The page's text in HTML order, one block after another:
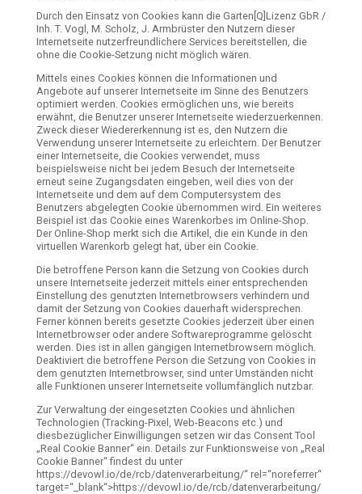
Durch den Einsatz von Cookies kann die Garten[Q]Lizenz GbR /
Inh. T. Vogl, M. Scholz, J. Armbrüster den Nutzern dieser
Internetseite nutzerfreundlichere Services bereitstellen, die
ohne die Cookie-Setzung nicht möglich wären.
Mittels eines Cookies können die Informationen und
Angebote auf unserer Internetseite im Sinne des Benutzers
optimiert werden. Cookies ermöglichen uns, wie bereits
erwähnt, die Benutzer unserer Internetseite wiederzuerkennen.
Zweck dieser Wiedererkennung ist es, den Nutzern die
Verwendung unserer Internetseite zu erleichtern. Der Benutzer
einer Internetseite, die Cookies verwendet, muss
beispielsweise nicht bei jedem Besuch der Internetseite
erneut seine Zugangsdaten eingeben, weil dies von der
Internetseite und dem auf dem Computersystem des
Benutzers abgelegten Cookie übernommen wird. Ein weiteres
Beispiel ist das Cookie eines Warenkorbes im Online-Shop.
Der Online-Shop merkt sich die Artikel, die ein Kunde in den
virtuellen Warenkorb gelegt hat, über ein Cookie.
Die betroffene Person kann die Setzung von Cookies durch
unsere Internetseite jederzeit mittels einer entsprechenden
Einstellung des genutzten Internetbrowsers verhindern und
damit der Setzung von Cookies dauerhaft widersprechen.
Ferner können bereits gesetzte Cookies jederzeit über einen
Internetbrowser oder andere Softwareprogramme gelöscht
werden. Dies ist in allen gängigen Internetbrowsern möglich.
Deaktiviert die betroffene Person die Setzung von Cookies in
dem genutzten Internetbrowser, sind unter Umständen nicht
alle Funktionen unserer Internetseite vollumfänglich nutzbar.
Zur Verwaltung der eingesetzten Cookies und ähnlichen
Technologien (Tracking-Pixel, Web-Beacons etc.) und
diesbezüglicher Einwilligungen setzen wir das Consent Tool
„Real Cookie Banner“ ein. Details zur Funktionsweise von „Real
Cookie Banner“ findest du unter
https://devowl.io/de/rcb/datenverarbeitung/“ rel=“noreferrer“
target=“_blank“>https://devowl.io/de/rcb/datenverarbeitung/